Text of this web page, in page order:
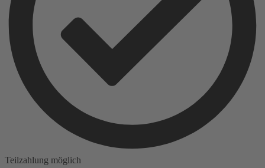
Teilzahlung möglich